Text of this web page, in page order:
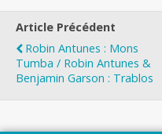
Article Précédent
Robin Antunes : Mons
Tumba / Robin Antunes &
Benjamin Garson : Trablos